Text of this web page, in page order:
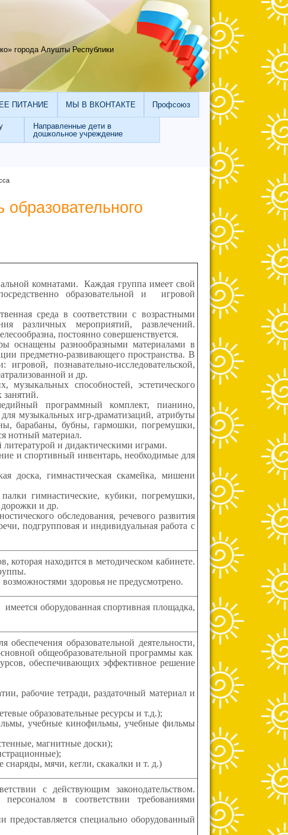
города Алушты Республики
ПИТАНИЕ МЫ В ВКОНТАКТЕ Профсоюз
Направленные дети в
дошкольное учреждение
комнатами. Каждая группа имеет свой
образовательной и игровой
среда в соответствии с возрастными
различных мероприятий, развлечений.
постоянно совершенствуется.
разнообразными материалами в
предметно-развивающего пространства. В
познавательно-исследовательской,
и др.
способностей, эстетического
программный комплект, пианино,
музыкальных игр-драматизаций, атрибуты
барабаны, бубны, гармошки, погремушки,
нотный материал.
и дидактическими играми.
и спортивный инвентарь, необходимые для
доска, гимнастическая скамейка, мишени
гимнастические, кубики, погремушки,
и др.
обследования, речевого развития
подгрупповая и индивидуальная работа с
находится в методическом кабинете.
здоровья не предусмотрено.
оборудованная спортивная площадка,
образовательной деятельности,
общеобразовательной программы как
обеспечивающих эффективное решение
рабочие тетради, раздаточный материал и
образовательные ресурсы и т.д.);
учебные кинофильмы, учебные фильмы
магнитные доски);
снаряды, мячи, кегли, скакалки и т. д.)
с действующим законодательством.
в соответствии требованиями
специально оборудованный